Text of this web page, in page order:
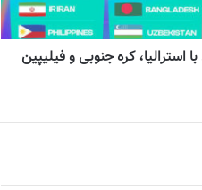
استرالیا، کره جنوبی و فیلیپین